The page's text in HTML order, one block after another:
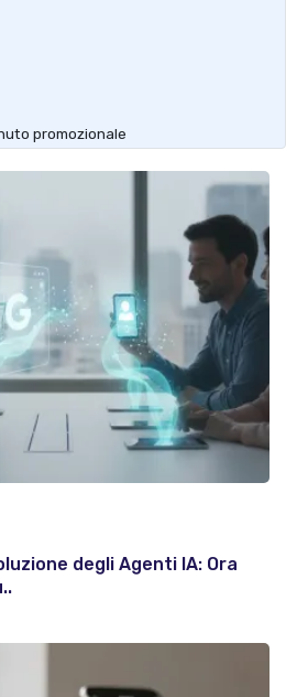
promozionale
degli Agenti IA: Ora